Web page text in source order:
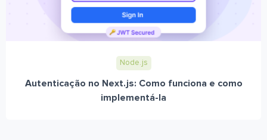
Node.js
Autenticação no Next.js: Como funciona e como
implementá-la